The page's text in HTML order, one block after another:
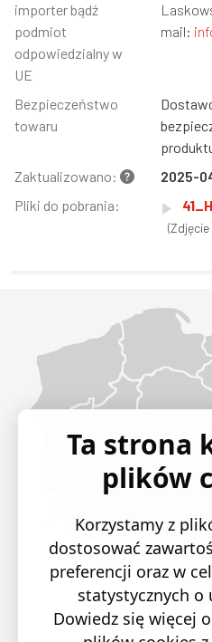
importer bądź
podmiot
odpowiedzialny w
UE
mail:
Bezpieczeństwo
towaru
Zaktualizowano:
2025-
Pliki do pobrania:
Ta strona
plików
Korzystamy z
dostosować
preferencji oraz w
statystycznych o
Dowiedz się więcej